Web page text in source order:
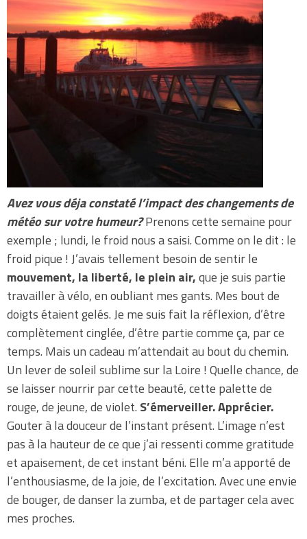
Avez vous déja constaté l’impact des changements de
météo sur votre humeur?Prenons cette semaine pour
exemple ; lundi, le froid nous a saisi. Comme on le dit : le
froid pique ! J’avais tellement besoin de sentir le
mouvement, la liberté, le plein air,que je suis partie
travailler à vélo, en oubliant mes gants. Mes bout de
doigts étaient gelés. Je me suis fait la réflexion, d’être
complètement cinglée, d’être partie comme ça, par ce
temps. Mais un cadeau m’attendait au bout du chemin.
Un lever de soleil sublime sur la Loire ! Quelle chance, de
se laisser nourrir par cette beauté, cette palette de
rouge, de jeune, de violet. S’émerveiller. Apprécier.
Gouter à la douceur de l’instant présent. L’image n’est
pas à la hauteur de ce que j’ai ressenti comme gratitude
et apaisement, de cet instant béni. Elle m’a apporté de
l’enthousiasme, de la joie, de l’excitation. Avec une envie
de bouger, de danser la zumba, et de partager cela avec
mes proches.